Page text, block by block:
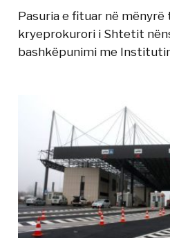
Pasuria e fituar në mënyrë
kryeprokurori i Shtetit
bashkëpunimi me